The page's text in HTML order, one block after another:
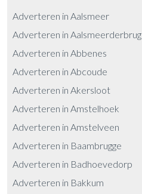
Adverteren in Aalsmeer
Adverteren in Aalsmeerderbrug
Adverteren in Abbenes
Adverteren in Abcoude
Adverteren in Akersloot
Adverteren in Amstelhoek
Adverteren in Amstelveen
Adverteren in Baambrugge
Adverteren in Badhoevedorp
Adverteren in Bakkum